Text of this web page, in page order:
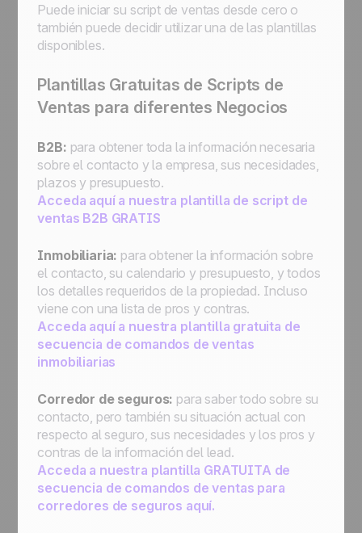
Puede iniciar su script de ventas desde cero o
también puede decidir utilizar una de las plantillas
disponibles.
Plantillas Gratuitas de Scripts de
Ventas para diferentes Negocios
B2B: para obtener toda la información necesaria
sobre el contacto y la empresa, sus necesidades,
plazos y presupuesto.
Acceda aquí a nuestra plantilla de script de
ventas B2B GRATIS
Inmobiliaria: para obtener la información sobre
el contacto, su calendario y presupuesto, y todos
los detalles requeridos de la propiedad. Incluso
viene con una lista de pros y contras.
Acceda aquí a nuestra plantilla gratuita de
secuencia de comandos de ventas
inmobiliarias
Corredor de seguros: para saber todo sobre su
contacto, pero también su situación actual con
respecto al seguro, sus necesidades y los pros y
contras de la información del lead.
Acceda a nuestra plantilla GRATUITA de
secuencia de comandos de ventas para
corredores de seguros aquí.